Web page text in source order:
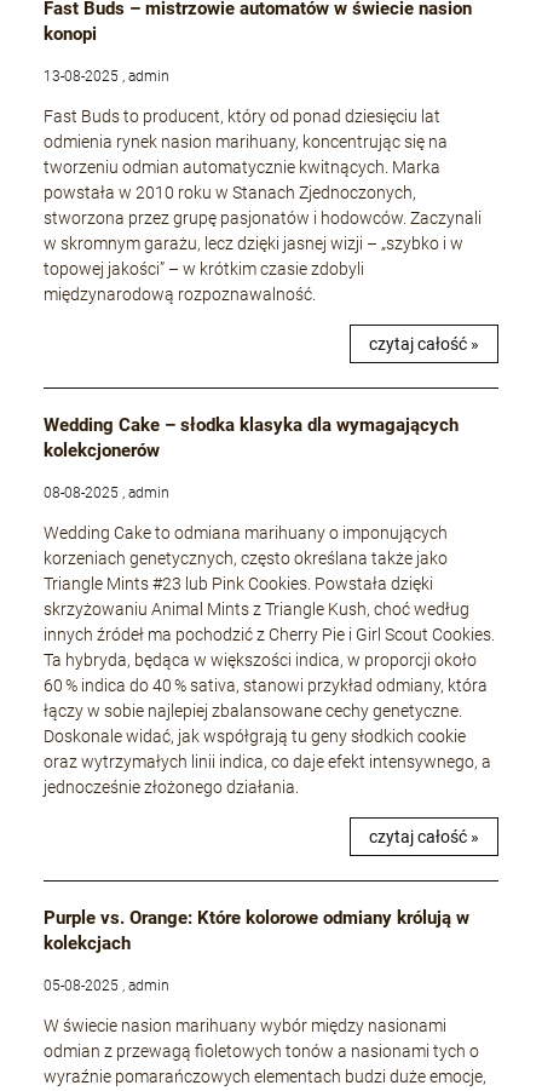
Fast Buds – mistrzowie automatów w świecie nasion
konopi
13-08-2025 , admin
Fast Buds to producent, który od ponad dziesięciu lat
odmienia rynek nasion marihuany, koncentrując się na
tworzeniu odmian automatycznie kwitnących. Marka
powstała w 2010 roku w Stanach Zjednoczonych,
stworzona przez grupę pasjonatów i hodowców. Zaczynali
w skromnym garażu, lecz dzięki jasnej wizji – „szybko i w
topowej jakości” – w krótkim czasie zdobyli
międzynarodową rozpoznawalność.
czytaj całość »
Wedding Cake – słodka klasyka dla wymagających
kolekcjonerów
08-08-2025 , admin
Wedding Cake to odmiana marihuany o imponujących
korzeniach genetycznych, często określana także jako
Triangle Mints #23 lub Pink Cookies. Powstała dzięki
skrzyżowaniu Animal Mints z Triangle Kush, choć według
innych źródeł ma pochodzić z Cherry Pie i Girl Scout Cookies.
Ta hybryda, będąca w większości indica, w proporcji około
60 % indica do 40 % sativa, stanowi przykład odmiany, która
łączy w sobie najlepiej zbalansowane cechy genetyczne.
Doskonale widać, jak współgrają tu geny słodkich cookie
oraz wytrzymałych linii indica, co daje efekt intensywnego, a
jednocześnie złożonego działania.
czytaj całość »
Purple vs. Orange: Które kolorowe odmiany królują w
kolekcjach
05-08-2025 , admin
W świecie nasion marihuany wybór między nasionami
odmian z przewagą fioletowych tonów a nasionami tych o
wyraźnie pomarańczowych elementach budzi duże emocje,